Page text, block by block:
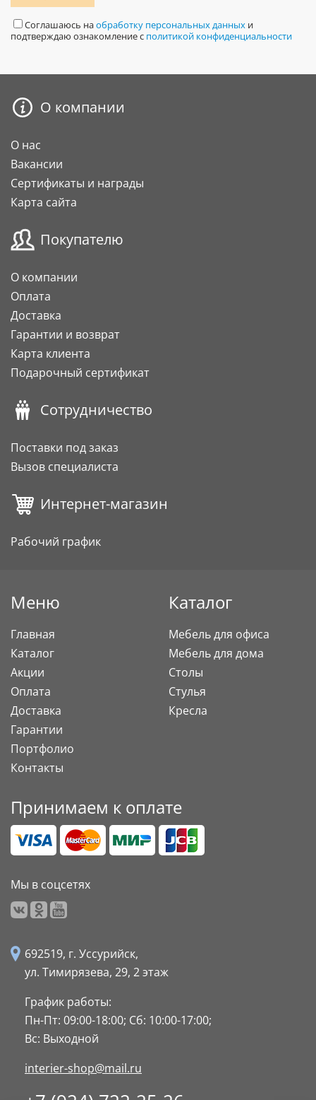
Соглашаюсь наобработку персональных данных и
подтверждаю ознакомление с политикой конфиденциальности
О компании
О нас
Вакансии
Сертификаты и награды
Карта сайта
Покупателю
О компании
Оплата
Доставка
Гарантии и возврат
Карта клиента
Подарочный сертификат
Сотрудничество
Поставки под заказ
Вызов специалиста
Интернет-магазин
Рабочий график
Меню
Главная
Каталог
Акции
Оплата
Доставка
Гарантии
Портфолио
Контакты
Каталог
Мебель для офиса
Мебель для дома
Столы
Стулья
Кресла
Принимаем к оплате
Мы в соцсетях
692519, г. Уссурийск,
ул. Тимирязева, 29, 2 этаж
График работы:
Пн-Пт: 09:00-18:00; Сб: 10:00-17:00;
Вс: Выходной
interier-shop@mail.ru